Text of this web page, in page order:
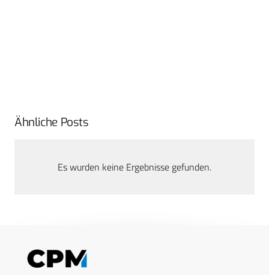
Ähnliche Posts
Es wurden keine Ergebnisse gefunden.